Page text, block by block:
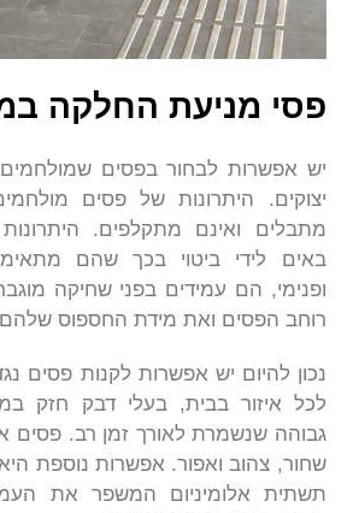
פסי מניעת החלקה
יש אפשרות לבחור בפסים
יצוקים. היתרונות של פסים
מתבלים ואינם מתקלפים.
באים לידי ביטוי בכך שהם
ופנימי, הם עמידים בפני שחיקה
רוחב הפסים ואת מידת החספוס
נכון להיום יש אפשרות לקנות פסים
לכל איזור בבית, בעלי דבק חזק
גבוהה שנשמרת לאורך זמן רב. פסים
שחור, צהוב ואפור. אפשרות נוספת
תשתית אלומיניום המשפר את